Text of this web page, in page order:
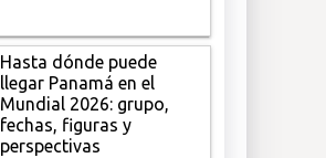
Hasta dónde puede
llegar Panamá en el
Mundial 2026: grupo,
fechas, figuras y
perspectivas